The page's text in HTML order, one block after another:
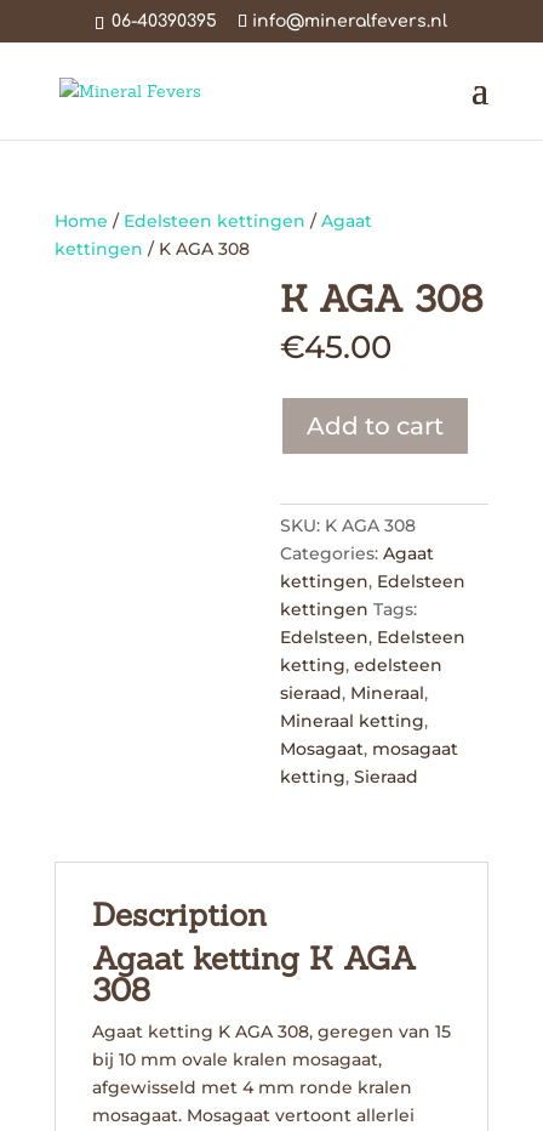
06-40390395 info@mineralfevers.nl
Home / Edelsteen kettingen /Agaat
kettingen / K AGA 308
K AGA 308
€45.00
Add to cart
SKU: K AGA 308
Categories:Agaat
kettingen, Edelsteen
kettingen Tags:
Edelsteen, Edelsteen
ketting,edelsteen
sieraad, Mineraal,
Mineraal ketting,
Mosagaat, mosagaat
ketting,Sieraad
Description
Agaat ketting K AGA
308
Agaat ketting K AGA 308, geregen van 15
bij 10 mm ovale kralen mosagaat,
afgewisseld met 4 mm ronde kralen
mosagaat. Mosagaat vertoont allerlei